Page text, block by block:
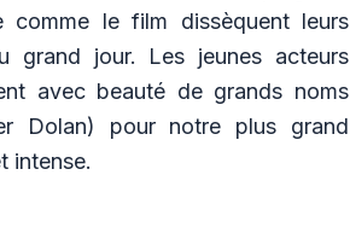
comme le film dissèquent leurs
grand jour. Les jeunes acteurs
avec beauté de grands noms
Dolan) pour notre plus grand
intense.